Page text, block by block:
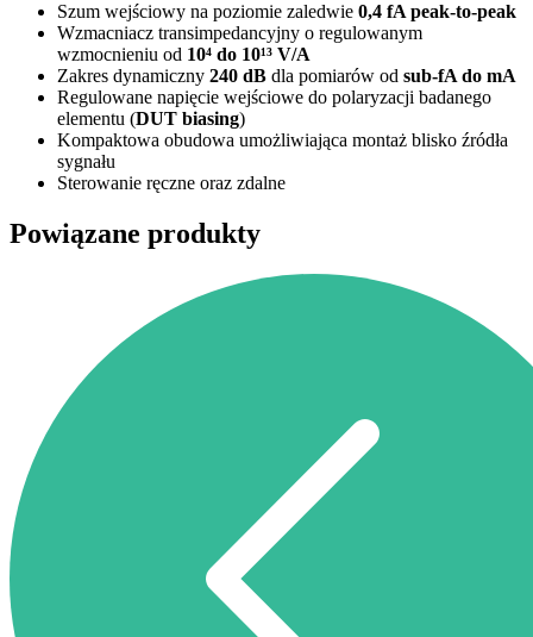
Szum wejściowy na poziomie zaledwie 0,4 fA peak-to-peak
Wzmacniacz transimpedancyjny o regulowanym
wzmocnieniu od 10⁴ do 10¹³ V/A
Zakres dynamiczny 240 dB dla pomiarów od sub-fA do mA
Regulowane napięcie wejściowe do polaryzacji badanego
elementu (DUT biasing)
Kompaktowa obudowa umożliwiająca montaż blisko źródła
sygnału
Sterowanie ręczne oraz zdalne
Powiązane produkty